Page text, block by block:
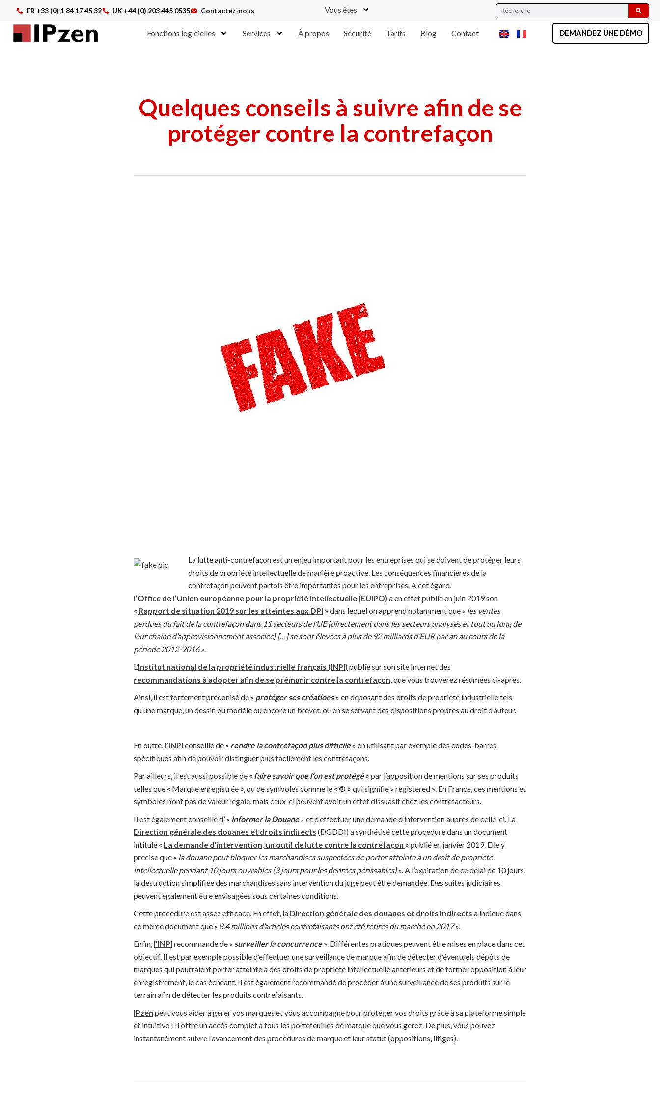
FR +33 (0) 1 84 17 45 32 UK +44 (0) 203 445 0535 Contactez-nous Vous êtes
Fonctions logicielles Services À propos Sécurité Tarifs Blog Contact DEMANDEZ UNE DÉMO
Quelques conseils à suivre afin de se
protéger contre la contrefaçon
La lutte anti-contrefaçon est un enjeu important pour les entreprises qui se doivent de protéger leurs
droits de propriété intellectuelle de manière proactive. Les conséquences financières de la
contrefaçon peuvent parfois être importantes pour les entreprises. A cet égard,
l’Office de l’Union européenne pour la propriété intellectuelle (EUIPO) a en effet publié en juin 2019 son
« Rapport de situation 2019 sur les atteintes aux DPI » dans lequel on apprend notamment que « les ventes
perdues du fait de la contrefaçon dans 11 secteurs de l’UE (directement dans les secteurs analysés et tout au long de
leur chaine d’approvisionnement associée) […] se sont élevées à plus de 92 milliards d’EUR par an au cours de la
période 2012-2016».
L’Institut national de la propriété industrielle français (INPI) publie sur son site Internet des
recommandations à adopter afin de se prémunir contre la contrefaçon, que vous trouverez résumées ci-après.
Ainsi, il est fortement préconisé de « protéger ses créations» en déposant des droits de propriété industrielle tels
qu’une marque, un dessin ou modèle ou encore un brevet, ou en se servant des dispositions propres au droit d’auteur.
En outre, l’INPI conseille de « rendre la contrefaçon plus difficile» en utilisant par exemple des codes-barres
spécifiques afin de pouvoir distinguer plus facilement les contrefaçons.
Par ailleurs, il est aussi possible de « faire savoir que l’on est protégé» par l’apposition de mentions sur ses produits
telles que « Marque enregistrée », ou de symboles comme le « ® » qui signifie « registered ». En France, ces mentions et
symboles n’ont pas de valeur légale, mais ceux-ci peuvent avoir un effet dissuasif chez les contrefacteurs.
Il est également conseillé d’ « informer la Douane » et d’effectuer une demande d’intervention auprès de celle-ci. La
Direction générale des douanes et droits indirects (DGDDI) a synthétisé cette procédure dans un document
intitulé « La demande d’intervention, un outil de lutte contre la contrefaçon » publié en janvier 2019. Elle y
précise que « la douane peut bloquer les marchandises suspectées de porter atteinte à un droit de propriété
intellectuelle pendant 10 jours ouvrables (3 jours pour les denrées périssables)». A l’expiration de ce délai de 10 jours,
la destruction simplifiée des marchandises sans intervention du juge peut être demandée. Des suites judiciaires
peuvent également être envisagées sous certaines conditions.
Cette procédure est assez efficace. En effet, la Direction générale des douanes et droits indirects a indiqué dans
ce même document que « 8.4 millions d’articles contrefaisants ont été retirés du marché en 2017».
Enfin, l’INPI recommande de « surveiller la concurrence». Différentes pratiques peuvent être mises en place dans cet
objectif. Il est par exemple possible d’effectuer une surveillance de marque afin de détecter d’éventuels dépôts de
marques qui pourraient porter atteinte à des droits de propriété intellectuelle antérieurs et de former opposition à leur
enregistrement, le cas échéant. Il est également recommandé de procéder à une surveillance de ses produits sur le
terrain afin de détecter les produits contrefaisants.
IPzen peut vous aider à gérer vos marques et vous accompagne pour protéger vos droits grâce à sa plateforme simple
et intuitive ! Il offre un accès complet à tous les portefeuilles de marque que vous gérez. De plus, vous pouvez
instantanément suivre l’avancement des procédures de marque et leur statut (oppositions, litiges).